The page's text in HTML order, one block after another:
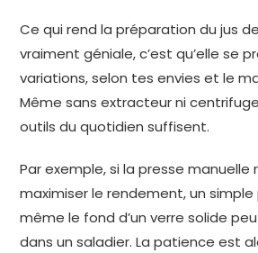
Ce qui rend la préparation du jus
vraiment géniale, c’est qu’elle se
variations, selon tes envies et le
Même sans extracteur ni
outils du quotidien suffisent.
Par exemple, si la presse
maximiser le rendement, un simple
même le fond d’un verre solide
dans un saladier. La patience est